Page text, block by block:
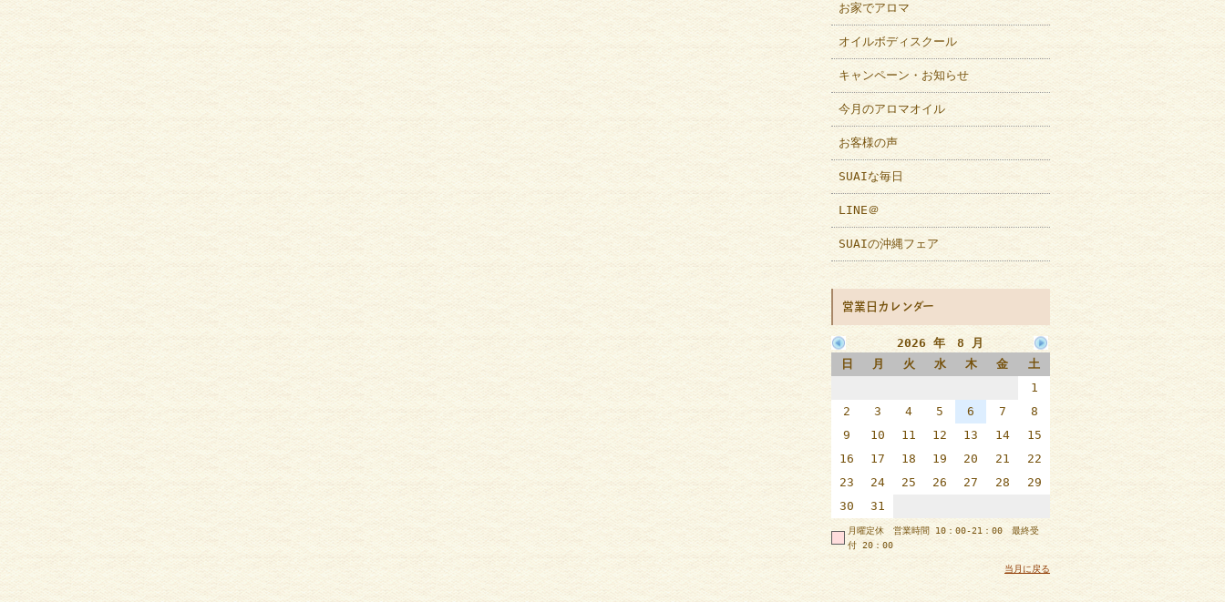
お家でアロマ
オイルボディスクール
キャンペーン・お知らせ
今月のアロマオイル
お客様の声
SUAIな毎日
LINE＠
SUAIの沖縄フェア
営業日カレンダー
2026 年 8 月
日
月 火 水 木 金
土
1
2
3 4 5 6 7
8
9
10 11 12 13 14
15
16
17 18 19 20 21
22
23
24 25 26 27 28
29
30
31
月曜定休 営業時間 10：00-21：00 最終受
付 20：00
当月に戻る